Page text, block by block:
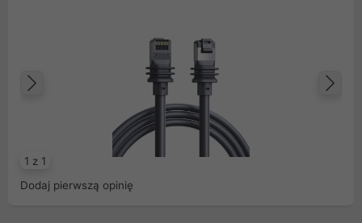
1 z 1
Poprzedni
Dodaj pierwszą opinię